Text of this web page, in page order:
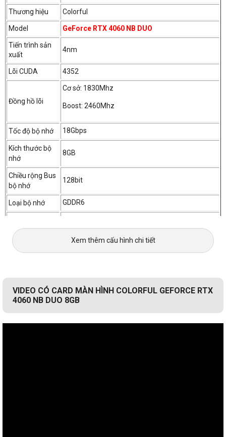
Thương hiệu Colorful
Model GeForce RTX 4060 NB DUO
Tiến trình sản
xuất
4nm
Lõi CUDA 4352
Đồng hồ lõi
Cơ sở: 1830Mhz
Boost: 2460Mhz
Tốc độ bộ nhớ 18Gbps
Kích thước bộ
nhớ
8GB
Chiều rộng Bus
bộ nhớ
128bit
Loại bộ nhớ GDDR6
nhớ
Đầu nối nguồn
Cổng hiển thị
3*DP
Xem thêm cấu hình chi tiết
VIDEO CÓ CARD MÀN HÌNH COLORFUL GEFORCE RTX
4060 NB DUO 8GB